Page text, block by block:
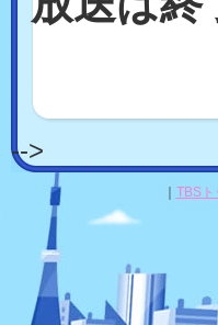
-->
TBSト